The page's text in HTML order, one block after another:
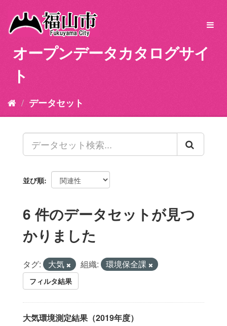
オープンデータカタログサイ
ト
データセット
並び順
6 件のデータセットが見つ
かりました
タグ: 大気 組織: 環境保全課
フィルタ結果
大気環境測定結果（2019年度）